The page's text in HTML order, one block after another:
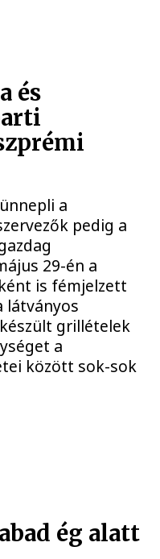
és
a
pedig a
29-én a
is fémjelzett
látványos
grillételek
a
között sok-sok
ég alatt